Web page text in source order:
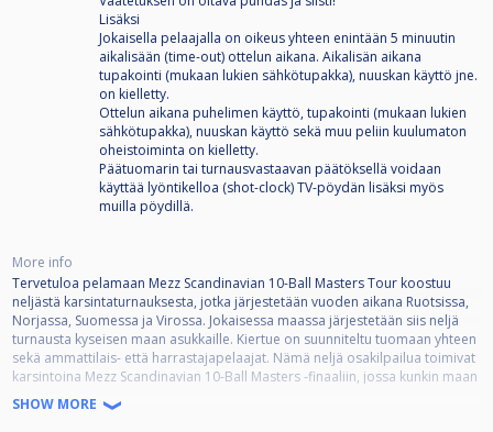
Lisäksi
Jokaisella pelaajalla on oikeus yhteen enintään 5 minuutin
aikalisään (time-out) ottelun aikana. Aikalisän aikana
tupakointi (mukaan lukien sähkötupakka), nuuskan käyttö jne.
on kielletty.
Ottelun aikana puhelimen käyttö, tupakointi (mukaan lukien
sähkötupakka), nuuskan käyttö sekä muu peliin kuulumaton
oheistoiminta on kielletty.
Päätuomarin tai turnausvastaavan päätöksellä voidaan
käyttää lyöntikelloa (shot-clock) TV-pöydän lisäksi myös
muilla pöydillä.
More info
Tervetuloa pelamaan Mezz Scandinavian 10-Ball Masters Tour koostuu
neljästä karsintaturnauksesta, jotka järjestetään vuoden aikana Ruotsissa,
Norjassa, Suomessa ja Virossa. Jokaisessa maassa järjestetään siis neljä
turnausta kyseisen maan asukkaille. Kiertue on suunniteltu tuomaan yhteen
sekä ammattilais- että harrastajapelaajat. Nämä neljä osakilpailua toimivat
karsintoina Mezz Scandinavian 10-Ball Masters -finaaliin, jossa kunkin maan
16 parasta pelaajaa kilpailevat lopputurnauksessa.
RANKING-TAPAHTUMA
SHOW MORE